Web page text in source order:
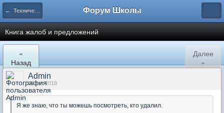
← Технический отдел Форум Школы
Книга жалоб и предложений
«
Назад
Далее
»
Admin
09 окт 2018
Я же знаю, что ты можешь посмотреть, кто удалил.